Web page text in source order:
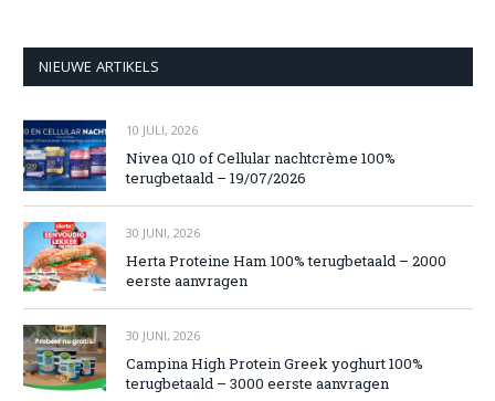
NIEUWE ARTIKELS
10 JULI, 2026
Nivea Q10 of Cellular nachtcrème 100%
terugbetaald – 19/07/2026
30 JUNI, 2026
Herta Proteine Ham 100% terugbetaald – 2000
eerste aanvragen
30 JUNI, 2026
Campina High Protein Greek yoghurt 100%
terugbetaald – 3000 eerste aanvragen